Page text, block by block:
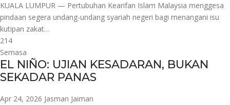
KUALA LUMPUR — Pertubuhan Kearifan Islam Malaysia menggesa
pindaan segera undang-undang syariah negeri bagi menangani isu
kutipan zakat…
214
Semasa
EL NIÑO: UJIAN KESADARAN, BUKAN
SEKADAR PANAS
Apr 24, 2026 Jasman Jaiman